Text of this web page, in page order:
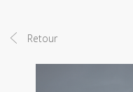
Retour